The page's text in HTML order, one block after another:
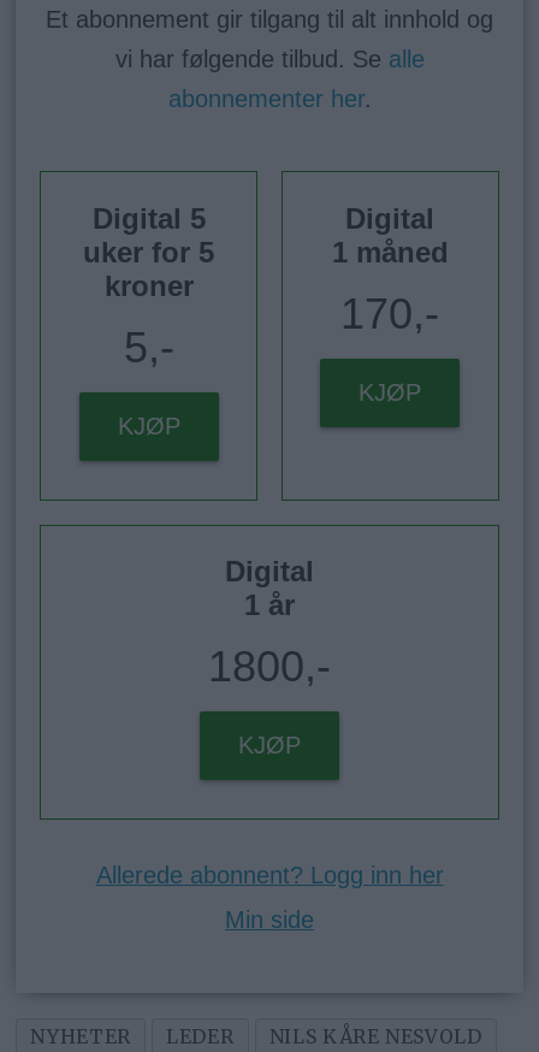
Et abonnement gir tilgang til alt innhold og
vi har følgende tilbud. Se alle
abonnementer her.
Digital 5
uker for 5
kroner
5,-
KJØP
Digital
1 måned
170,-
KJØP
Digital
1 år
1800,-
KJØP
Allerede abonnent? Logg inn her
Min side
NYHETER LEDER NILS KÅRE NESVOLD